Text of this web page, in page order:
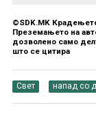
©SDK.MK
Преземањето на
дозволено само
што се цитира
Свет напад со